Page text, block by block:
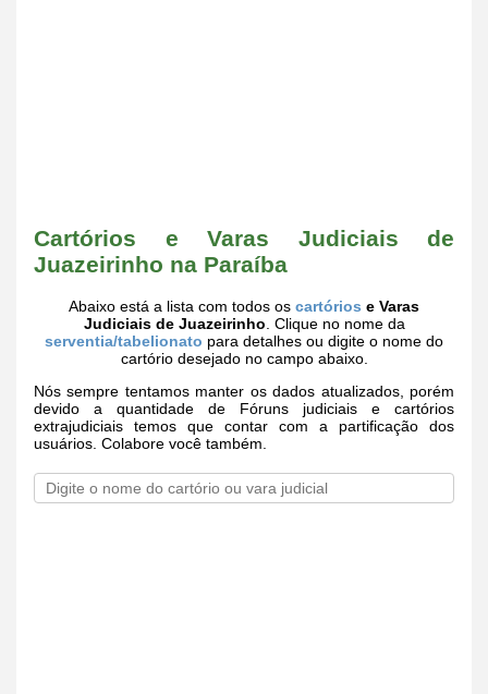
Cartórios e Varas Judiciais de
Juazeirinho na Paraíba
Abaixo está a lista com todos os cartórios e Varas
Judiciais de Juazeirinho . Clique no nome da
serventia/tabelionato para detalhes ou digite o nome do
cartório desejado no campo abaixo.
Nós sempre tentamos manter os dados atualizados, porém
devido a quantidade de Fóruns judiciais e cartórios
extrajudiciais temos que contar com a partificação dos
usuários. Colabore você também.